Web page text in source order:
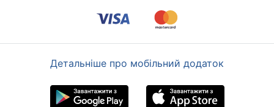
Детальніше про мобільний додаток